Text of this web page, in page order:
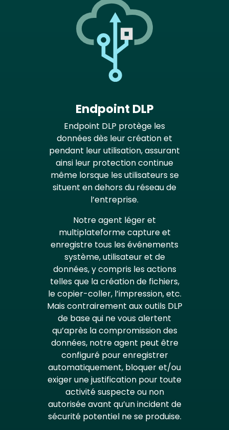
Endpoint DLP
Endpoint DLP protège les
données dès leur création et
pendant leur utilisation, assurant
ainsi leur protection continue
même lorsque les utilisateurs se
situent en dehors du réseau de
l’entreprise.
Notre agent léger et
multiplateforme capture et
enregistre tous les événements
système, utilisateur et de
données, y compris les actions
telles que la création de fichiers,
le copier-coller, l’impression, etc.
Mais contrairement aux outils DLP
de base qui ne vous alertent
qu’après la compromission des
données, notre agent peut être
configuré pour enregistrer
automatiquement, bloquer et/ou
exiger une justification pour toute
activité suspecte ou non
autorisée avant qu’un incident de
sécurité potentiel ne se produise.